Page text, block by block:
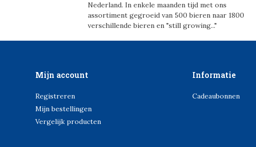
Nederland. In enkele maanden tijd met ons
assortiment gegroeid van 500 bieren naar 1800
verschillende bieren en "still growing..."
Mijn account
Registreren
Mijn bestellingen
Vergelijk producten
Informatie
Cadeaubonnen